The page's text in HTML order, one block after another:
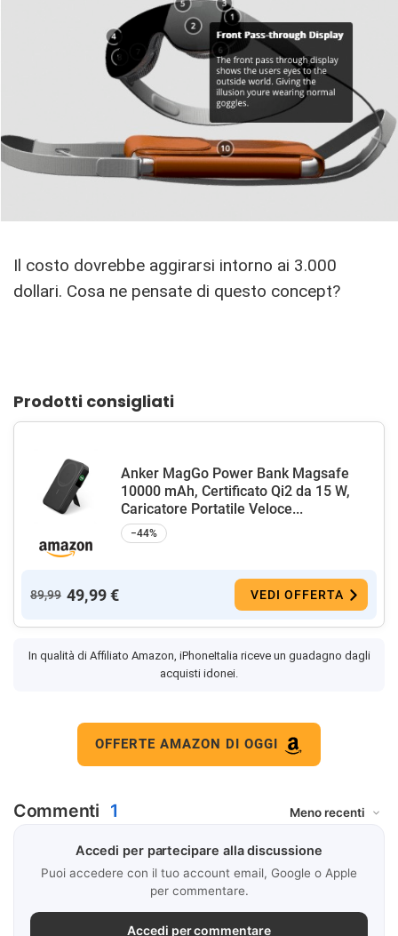
Il costo dovrebbe aggirarsi intorno ai 3.000
dollari. Cosa ne pensate di questo concept?
Prodotti consigliati
Anker MagGo Power Bank Magsafe
10000 mAh, Certificato Qi2 da 15 W,
Caricatore Portatile Veloce...
−44%
89,99 49,99 € VEDI OFFERTA
In qualità di Affiliato Amazon, iPhoneItalia riceve un guadagno dagli
acquisti idonei.
OFFERTE AMAZON DI OGGI
Commenti 1
Accedi per partecipare alla discussione
Puoi accedere con il tuo account email, Google o Apple
per commentare.
Accedi per commentare